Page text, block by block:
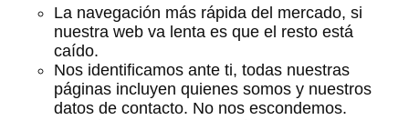
La navegación más rápida del mercado, si
nuestra web va lenta es que el resto está
caído.
Nos identificamos ante ti, todas nuestras
páginas incluyen quienes somos y nuestros
datos de contacto. No nos escondemos.